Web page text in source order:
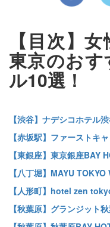
【目次】
東京のお
ル10選！
【渋谷】ナデシコホテル
【赤坂駅】ファーストキ
【東銀座】東京銀座BAY
【八丁堀】MAYU
【人形町】hotel zen
【秋葉原】グランジット